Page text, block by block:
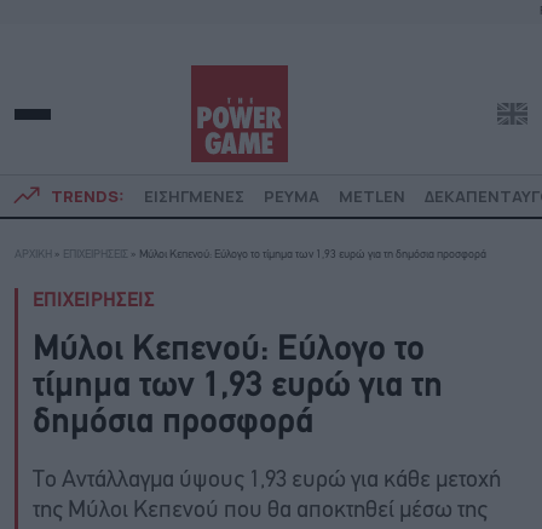
TRENDS: ΕΙΣΗΓΜΕΝΕΣ ΡΕΥΜΑ METLEN
ΑΡΧΙΚΗ » ΕΠΙΧΕΙΡΗΣΕΙΣ » Μύλοι Κεπενού: Εύλογο το τίμημα των 1,93 ευρώ για τη δημόσια προσφορά
ΕΠΙΧΕΙΡΗΣΕΙΣ
Μύλοι Κεπενού: Εύλογο το
τίμημα των 1,93 ευρώ για τη
δημόσια προσφορά
Το Αντάλλαγμα ύψους 1,93 ευρώ για κάθε μετοχή
της Μύλοι Κεπενού που θα αποκτηθεί μέσω της